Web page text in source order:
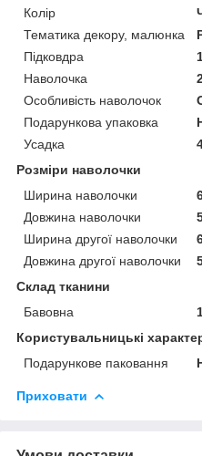
Колір
Тематика декору, малюнка
Підковдра
Наволочка
Особливість наволочок
Подарункова упаковка
Усадка
Розміри наволочки
Ширина наволочки
Довжина наволочки
Ширина другої наволочки
Довжина другої наволочки
Склад тканини
Бавовна
Користувальницькі
Подарункове паковання
Приховати